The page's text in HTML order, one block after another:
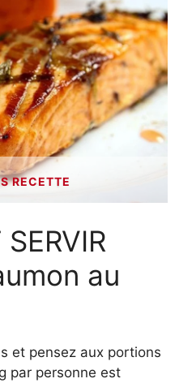
RECETTE
au
et pensez aux portions
par personne est